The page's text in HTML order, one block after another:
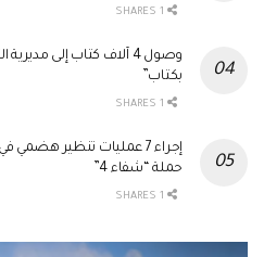
وصول 4 آلاف كتاب إلى
بكتاب”
إجراء 7 عمليات تنظير
حملة “شفاء 4”